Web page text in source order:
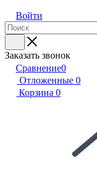
Войти
Заказать звонок
Сравнение0
Отложенные 0
Корзина 0